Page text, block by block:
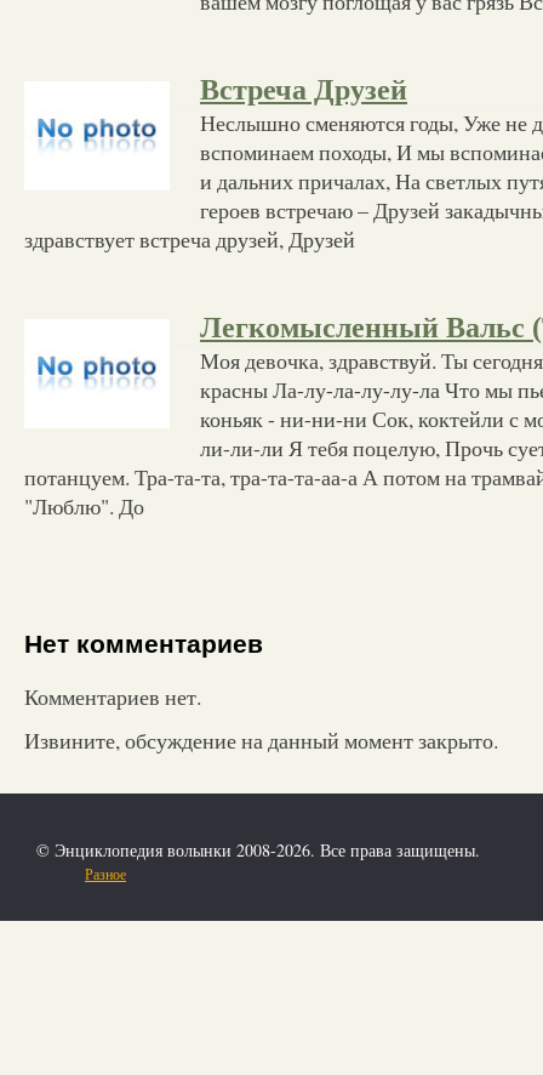
Встреча Друзей
Неслышно сменяются годы, Уже не
вспоминаем походы, И мы
и дальних причалах, На светлых
героев встречаю – Друзей
здравствует встреча друзей, Друзей
Легкомысленный Вальс
Моя девочка, здравствуй. Ты
красны Ла-лу-ла-лу-лу-ла Что мы
коньяк - ни-ни-ни Сок, коктейли с
ли-ли-ли Я тебя поцелую, Прочь
потанцуем. Тра-та-та, тра-та-та-аа-а А потом на
"Люблю". До
Нет комментариев
Комментариев нет.
Извините, обсуждение на данный момент закрыто.
© Энциклопедия волынки 2008-2026. Все права защищены.
Разное